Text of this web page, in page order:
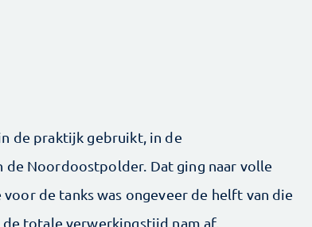
de praktijk gebruikt, in de
Noordoostpolder. Dat ging naar volle
de tanks was ongeveer de helft van die
totale verwerkingstijd nam af.